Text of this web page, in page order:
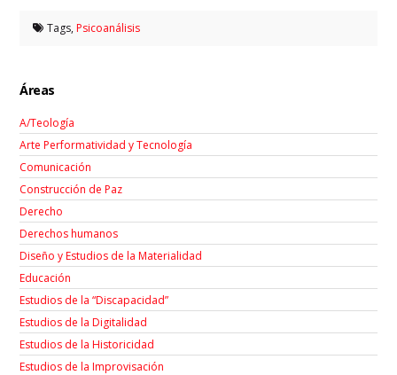
Tags,Psicoanálisis
Áreas
A/Teología
Arte Performatividad y Tecnología
Comunicación
Construcción de Paz
Derecho
Derechos humanos
Diseño y Estudios de la Materialidad
Educación
Estudios de la “Discapacidad”
Estudios de la Digitalidad
Estudios de la Historicidad
Estudios de la Improvisación